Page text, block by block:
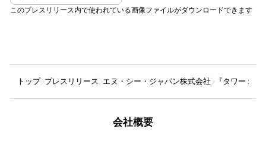
このプレスリリース内で使われている画像ファイルがダウンロードできます
トップ プレスリリース エヌ・シー・ジャパン株式会社 『タワー オ
会社概要